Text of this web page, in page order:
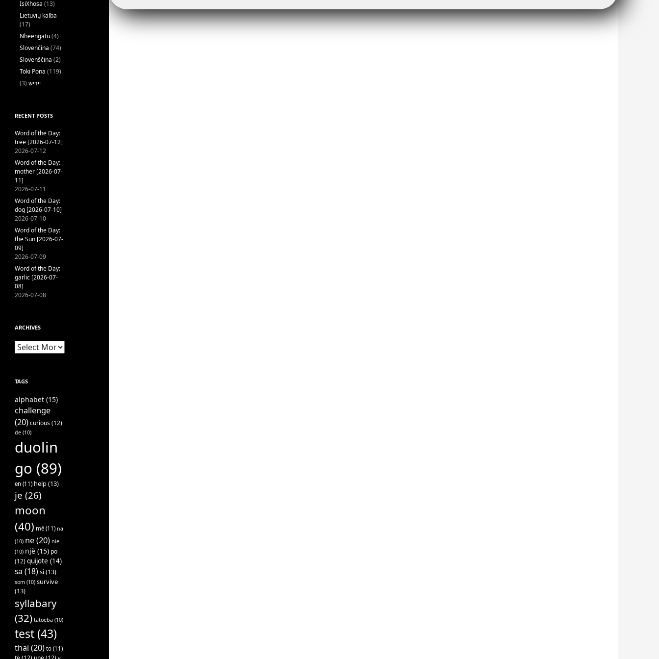
IsiXhosa (13)
Lietuvių kalba
(17)
Nheengatu(4)
Slovenčina (74)
Slovenščina (2)
Toki Pona (119)
ייִדיש (3)
RECENT POSTS
Word of the Day:
tree [2026-07-12]
2026-07-12
Word of the Day:
mother [2026-07-
11]
2026-07-11
Word of the Day:
dog [2026-07-10]
2026-07-10
Word of the Day:
the Sun [2026-07-
09]
2026-07-09
Word of the Day:
garlic [2026-07-
08]
2026-07-08
ARCHIVES
Archives
TAGS
alphabet (15)
challenge
(20)curious(12)
de (10)
duolin
go (89)
en (11) help(13)
je (26)
moon
(40) më (11) na
(10) ne(20) nie
(10) një (15) po
(12)quijote (14)
sa (18) si(13)
som (10) survive
(13)
syllabary
(32) tatoeba (10)
test (43)
thai (20) to (11)